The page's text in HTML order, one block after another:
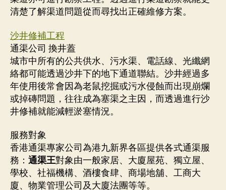
清楚了解渠道問題從而尋找出正確維修方案。
沙井修補工程
通渠公司 換井蓋
城市中所有的公共供水、污水渠、電話線、光纖網
絡都可能透過沙井下的地下通道聯結。沙井經過多
年使用後常會因為老鼠挖掘或污水侵蝕而出現崩爛
或掉磚問題，往往成為塞渠之主因，而透過進行沙
井修補就能減輕淤塞情況。
服務對象
香港通渠專家公司為港九新界各區提供各式通渠服
務： 通渠王對象由一般家居、大廈屋苑、獨立屋、
學校、社福機構、酒樓食肆、商場地舖、工商大
廈、物業管理公司及大廈法團等等。